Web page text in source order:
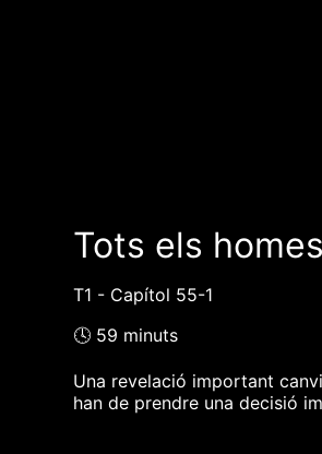
Tots els
T1 - Capítol 55-1
🕓 59 minuts
Una revelació important
han de prendre una decisió